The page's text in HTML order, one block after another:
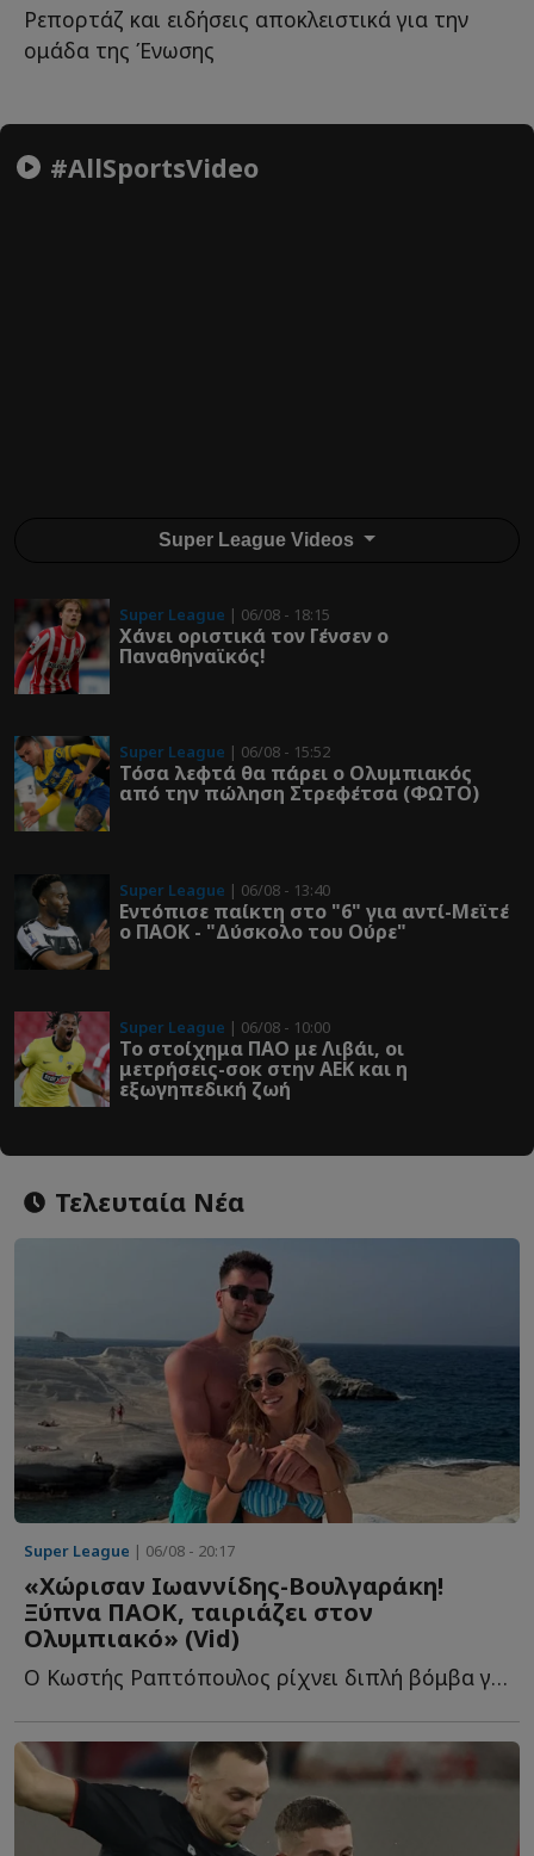
Ρεπορτάζ και ειδήσεις αποκλειστικά για την
ομάδα της Ένωσης
#AllSportsVideo
Super League Videos
Super League | 06/08 - 18:15
Χάνει οριστικά τον Γένσεν ο
Παναθηναϊκός!
Super League | 06/08 - 15:52
Τόσα λεφτά θα πάρει ο Ολυμπιακός
από την πώληση Στρεφέτσα (ΦΩΤΟ)
Super League | 06/08 - 13:40
Εντόπισε παίκτη στο "6" για αντί-Μεϊτέ
ο ΠΑΟΚ - "Δύσκολο του Ούρε"
Super League | 06/08 - 10:00
Το στοίχημα ΠΑΟ με Λιβάι, οι
μετρήσεις-σοκ στην ΑΕΚ και η
εξωγηπεδική ζωή
Τελευταία Νέα
Super League | 06/08 - 20:17
«Χώρισαν Ιωαννίδης-Βουλγαράκη!
Ξύπνα ΠΑΟΚ, ταιριάζει στον
Ολυμπιακό» (Vid)
Ο Κωστής Ραπτόπουλος ρίχνει διπλή βόμβα για τον Φώτη Ι...